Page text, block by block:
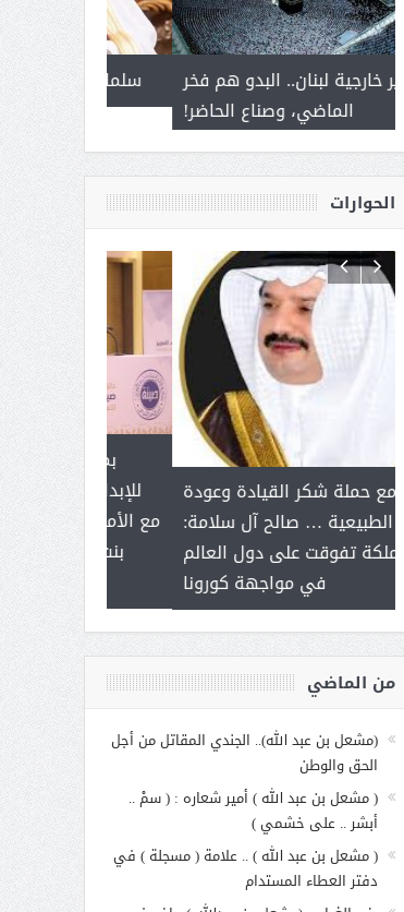
سلمان بن
إلى وزير خارجية لبنان.. البدو هم فخر
الماضي، وصناع الحاضر!
الحوارات
للإبداع
مع الأمين
بنت
تزامنا مع حملة شكر القيادة وعودة
الحياة الطبيعية … صالح آل سلامة:
المملكة تفوقت على دول العالم
في مواجهة كورونا
من الماضي
(مشعل بن عبد الله).. الجندي المقاتل من أجل
الحق والوطن
( مشعل بن عبد الله ) أمير شعاره : ( سمْ ..
أبشر .. على خشمي )
( مشعل بن عبد الله ) .. علامة ( مسجلة ) في
دفتر العطاء المستدام